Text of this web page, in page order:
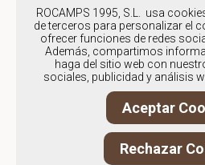
en
Los envíos a
gestionados entre
entregarán en
los pedidos
semana, el producto
partir del
ROCAMPS 1995, S.L. usa
de terceros para personalizar el
ofrecer funciones de redes
Además, compartimos
haga del sitio web con
sociales, publicidad y análisis
Aceptar
Rechazar